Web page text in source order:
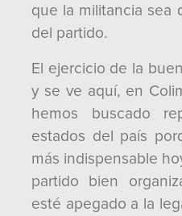
que la militancia sea
del partido.
El ejercicio de la
y se ve aquí, en
hemos buscado
estados del país
más indispensable
partido bien
esté apegado a la